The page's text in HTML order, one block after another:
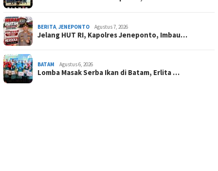
BERITA, JENEPONTO Agustus 7, 2026
Jelang HUT RI, Kapolres Jeneponto, Imbau…
BATAM Agustus 6, 2026
Lomba Masak Serba Ikan di Batam, Erlita …